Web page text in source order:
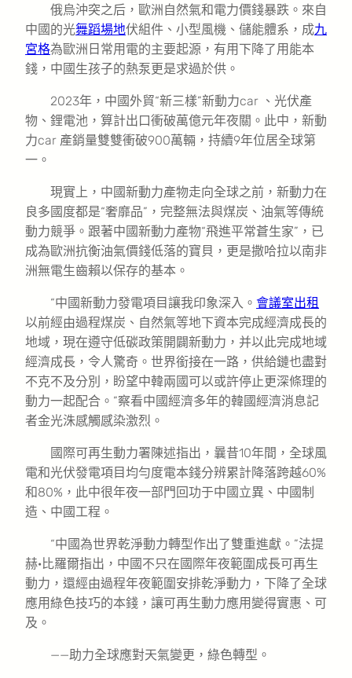
俄烏沖突之后，歐洲自然氣和電力價錢暴跌。來自
中國的光舞蹈場地伏組件、小型風機、儲能體系，成九
宮格為歐洲日常用電的主要起源，有用下降了用能本
錢，中國生孩子的熱泵更是求過於供。
2023年，中國外貿“新三樣”新動力car 、光伏產
物、鋰電池，算計出口衝破萬億元年夜關。此中，新動
力car 產銷量雙雙衝破900萬輛，持續9年位居全球第
一。
現實上，中國新動力產物走向全球之前，新動力在
良多國度都是“奢靡品”，完整無法與煤炭、油氣等傳統
動力競爭。跟著中國新動力產物“飛進平常蒼生家”，已
成為歐洲抗衡油氣價錢低落的寶貝，更是撒哈拉以南非
洲無電生齒賴以保存的基本。
“中國新動力發電項目讓我印象深入。 會議室出租
以前經由過程煤炭、自然氣等地下資本完成經濟成長的
地域，現在遵守低碳政策開闢新動力，并以此完成地域
經濟成長，令人驚奇。世界銜接在一路，供給鏈也盡對
不克不及分別，盼望中韓兩國可以或許停止更深條理的
動力一起配合。”察看中國經濟多年的韓國經濟消息記
者金光洙感觸感染激烈。
國際可再生動力署陳述指出，曩昔10年間，全球風
電和光伏發電項目均勻度電本錢分辨累計降落跨越60%
和80%，此中很年夜一部門回功于中國立異、中國制
造、中國工程。
“中國為世界乾淨動力轉型作出了雙重進獻。”法提
赫·比羅爾指出，中國不只在國際年夜範圍成長可再生
動力，還經由過程年夜範圍安排乾淨動力，下降了全球
應用綠色技巧的本錢，讓可再生動力應用變得實惠、可
及。
——助力全球應對天氣變更，綠色轉型。